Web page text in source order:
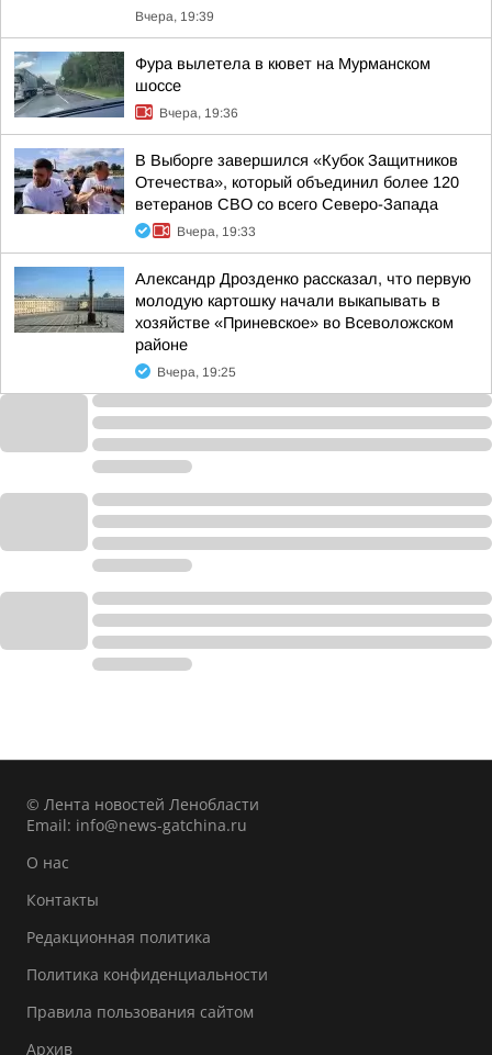
Вчера, 19:39
Фура вылетела в кювет на Мурманском
шоссе
Вчера, 19:36
В Выборге завершился «Кубок Защитников
Отечества», который объединил более 120
ветеранов СВО со всего Северо-Запада
Вчера, 19:33
Александр Дрозденко рассказал, что первую
молодую картошку начали выкапывать в
хозяйстве «Приневское» во Всеволожском
районе
Вчера, 19:25
© Лента новостей Ленобласти
Email: info@news-gatchina.ru
О нас
Контакты
Редакционная политика
Политика конфиденциальности
Правила пользования сайтом
Архив